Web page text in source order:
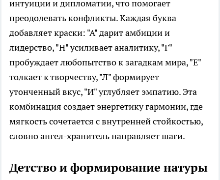
интуиции и дипломатии, что помогает
преодолевать конфликты. Каждая буква
добавляет краски: "А" дарит амбиции и
лидерство, "Н" усиливает аналитику, "Г"
пробуждает любопытство к загадкам мира, "Е"
толкает к творчеству, "Л" формирует
утонченный вкус, "И" углубляет эмпатию. Эта
комбинация создает энергетику гармонии, где
мягкость сочетается с внутренней стойкостью,
словно ангел-хранитель направляет шаги.​
Детство и формирование натуры